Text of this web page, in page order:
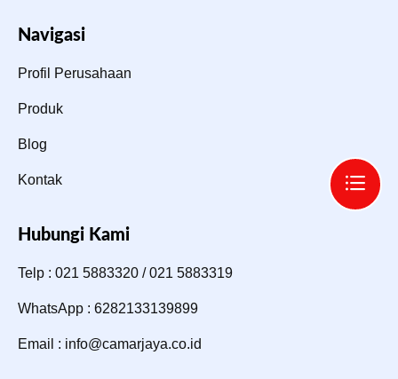
Navigasi
Profil Perusahaan
Produk
Blog
Kontak
Hubungi Kami
Telp : 021 5883320 / 021 5883319
WhatsApp : 6282133139899
Email : info@camarjaya.co.id